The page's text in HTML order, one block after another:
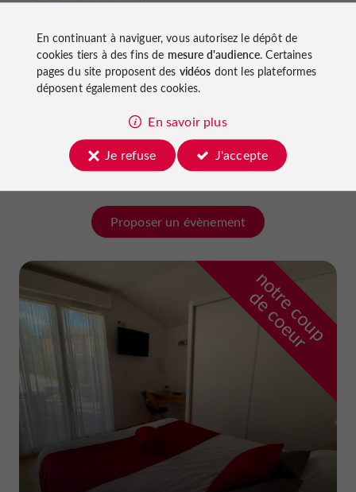
Concert connaissance des
Våren
Monflanquin
07/11/2026
Proposer un évènement
n
o
t
r
e
c
o
u
p
d
e
c
o
e
u
r
En continuant à naviguer, vous autorisez le dépôt de
cookies tiers à des fins de mesure d'audience. Certaines
pages du site proposent des vidéos dont les plateformes
déposent également des cookies.
En savoir plus
Je refuse
J'accepte